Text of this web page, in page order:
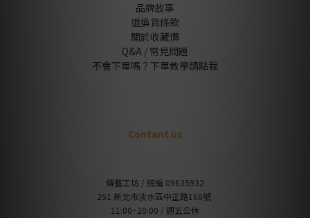
品牌故事
退換貨條款
關於收藏價
Q&A / 常見問題
不會下單嗎？下單教學請點我
Contant us
傳藝工坊 / 統編 09635932
251 新北市淡水區中正路168號
11:00~20:00 / 週五公休